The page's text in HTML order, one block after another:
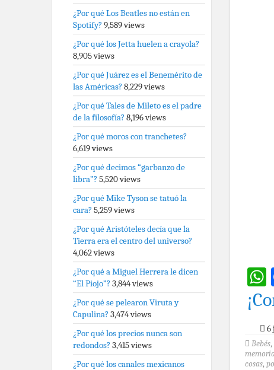
6
Bebés,
cosas,
¿Por qué Los Beatles no están en
Spotify? 9,589 views
¿Por qué los Jetta huelen a crayola?
8,905 views
¿Por qué Juárez es el Benemérito de
las Américas? 8,229 views
¿Por qué Tales de Mileto es el padre
de la filosofía? 8,196 views
¿Por qué moros con tranchetes?
6,619 views
¿Por qué decimos “garbanzo de
libra”? 5,520 views
¿Por qué Mike Tyson se tatuó la
cara? 5,259 views
¿Por qué Aristóteles decía que la
Tierra era el centro del universo?
4,062 views
¿Por qué a Miguel Herrera le dicen
“El Piojo”? 3,844 views
¿Por qué se pelearon Viruta y
Capulina? 3,474 views
¿Por qué los precios nunca son
redondos? 3,415 views
¿Por qué los canales mexicanos